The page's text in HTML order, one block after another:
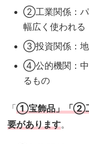
②工業関係：パ
幅広く使われる
③投資関係：地
④公的機関：中
るもの
「①宝飾品」「②工
要があります。